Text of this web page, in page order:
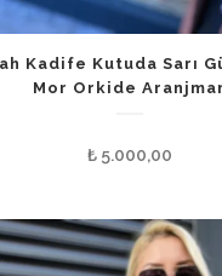
Kadife Kutuda Sarı
Mor Orkide
₺ 5.000,00